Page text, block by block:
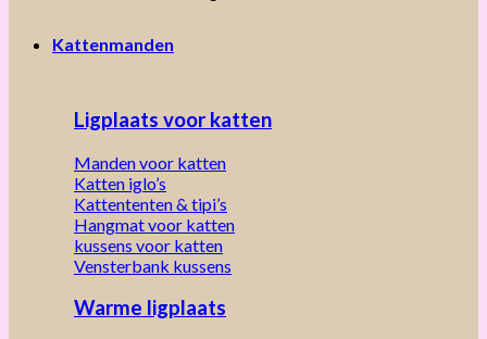
Kattenmanden
Ligplaats voor katten
Manden voor katten
Katten iglo’s
Kattententen & tipi’s
Hangmat voor katten
kussens voor katten
Vensterbank kussens
Warme ligplaats